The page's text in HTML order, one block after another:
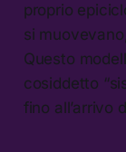
proprio
si
Questo
cosiddetto
fino all’arrivo